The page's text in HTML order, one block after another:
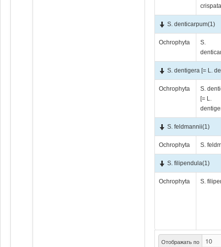
Отображать по
S. denticarpum(1)
Ochrophyta
S.
S. dentigera [= L.
Ochrophyta
S.
[= L.
S. feldmannii(1)
Ochrophyta S.
S. filipendula(1)
Ochrophyta S.